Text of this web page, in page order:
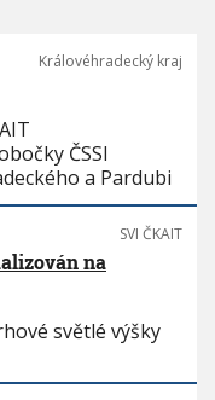
Královéhradecký kraj
ČSSI
a Pardubi
SVI ČKAIT
na
světlé výšky